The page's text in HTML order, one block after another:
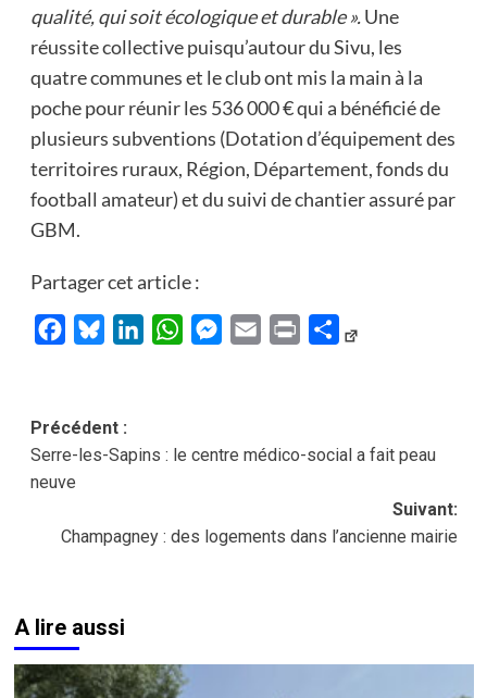
qualité, qui soit écologique et durable ».Une
réussite collective puisqu’autour du Sivu, les
quatre communes et le club ont mis la main à la
poche pour réunir les 536 000 € qui a bénéficié de
plusieurs subventions (Dotation d’équipement des
territoires ruraux, Région, Département, fonds du
football amateur) et du suivi de chantier assuré par
GBM.
Partager cet article :
FacebookBlueskyLinkedInWhatsAppMessenger
Email Print Partager
Navigation
d’article
Précédent :
Serre-les-Sapins : le centre médico-social a fait peau
neuve
Suivant:
Champagney : des logements dans l’ancienne mairie
A lire aussi